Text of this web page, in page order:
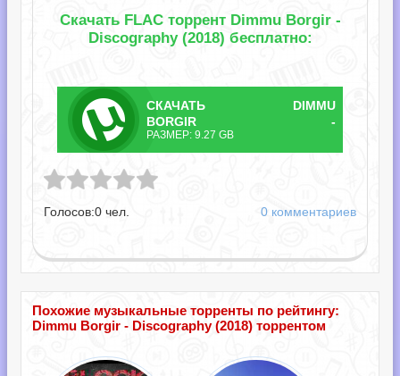
Скачать FLAC торрент Dimmu Borgir -
Discography (2018) бесплатно:
СКАЧАТЬ
ТОРРЕНТ
DIMMU
BORGIR -
DISCOGRAPHY.TORRENT
РАЗМЕР: 9.27 GB
Discography.torrent
Голосов:0 чел. 0 комментариев
Похожие музыкальные торренты по рейтингу:
Dimmu Borgir - Discography (2018) торрентом